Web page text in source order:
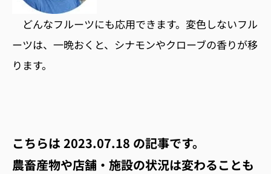
どんなフルーツにも応用できます。変色しないフル
ーツは、一晩おくと、シナモンやクローブの香りが移
ります。
こちらは2023.07.18 の記事です。
農畜産物や店舗・施設の状況は変わることも